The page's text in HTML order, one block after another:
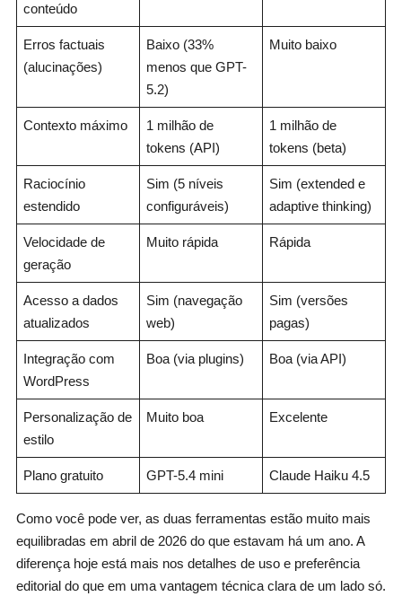
conteúdo
Erros factuais
(alucinações)
Baixo (33%
menos que GPT-
5.2)
Muito baixo
Contexto máximo
1 milhão de
tokens (API)
1 milhão de
tokens (beta)
Raciocínio
estendido
Sim (5 níveis
configuráveis)
Sim (extended e
adaptive thinking)
Velocidade de
geração
Muito rápida Rápida
Acesso a dados
atualizados
Sim (navegação
web)
Sim (versões
pagas)
Integração com
WordPress
Boa (via plugins) Boa (via API)
Personalização de
estilo
Muito boa Excelente
Plano gratuito GPT-5.4 mini Claude Haiku 4.5
Como você pode ver, as duas ferramentas estão muito mais
equilibradas em abril de 2026 do que estavam há um ano. A
diferença hoje está mais nos detalhes de uso e preferência
editorial do que em uma vantagem técnica clara de um lado só.